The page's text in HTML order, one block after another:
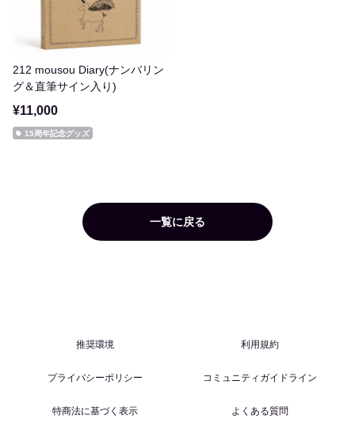
212 mousou Diary(ナンバリン
グ＆直筆サイン入り)
¥11,000
15周年記念グッズ
一覧に戻る
推奨環境 利用規約
プライバシーポリシー コミュニティガイドライン
特商法に基づく表示 よくある質問